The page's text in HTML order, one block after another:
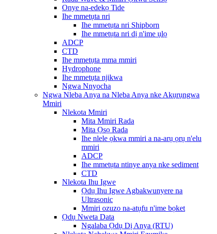
Onye na-edekọ Tide
Ihe mmetụta nri
Ihe mmetụta nri Shipborn
Ihe mmetụta nri dị n'ime ụlọ
ADCP
CTD
Ihe mmetụta mma mmiri
Hydrophone
Ihe mmetụta njikwa
Ngwa Nnyocha
Ngwa Nleba Anya na Nleba Anya nke Akụrụngwa
Mmiri
Nlekota Mmiri
Mita Mmiri Rada
Mita Ọsọ Rada
Ihe nlele ọkwa mmiri a na-arụ ọrụ n'elu
mmiri
ADCP
Ihe mmetụta ntinye anya nke sediment
CTD
Nlekota Ihu Igwe
Ọdụ Ihu Igwe Agbakwunyere na
Ultrasonic
Mmiri ozuzo na-atụfu n'ime bọket
Ọdụ Nweta Data
Ngalaba Ọdụ Dị Anya (RTU)